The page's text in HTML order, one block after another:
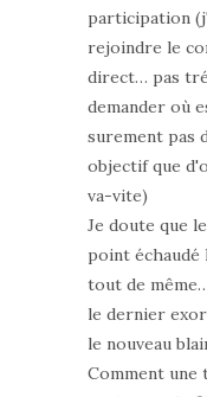
participation
rejoindre le
direct… pas
demander où
surement pas
objectif que
va-vite)
Je doute que
point échaudé
tout de
le dernier
le nouveau
Comment une